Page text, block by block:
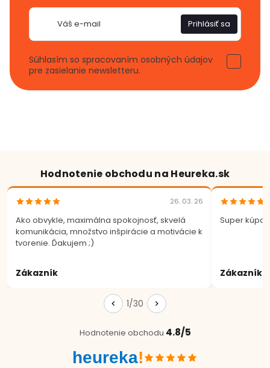
Prihlásiť sa
Súhlasím so spracovaním osobných údajov
pre zasielanie newsletteru.
Hodnotenie obchodu na Heureka.sk
26. 03. 26
Ako obvykle, maximálna spokojnosť, skvelá
komunikácia, množstvo inšpirácie a motivácie k
tvorenie. Ďakujem ;)
Zákazník
Super
Zákazník
1/30
Hodnotenie obchodu 4.8/5
heureka!